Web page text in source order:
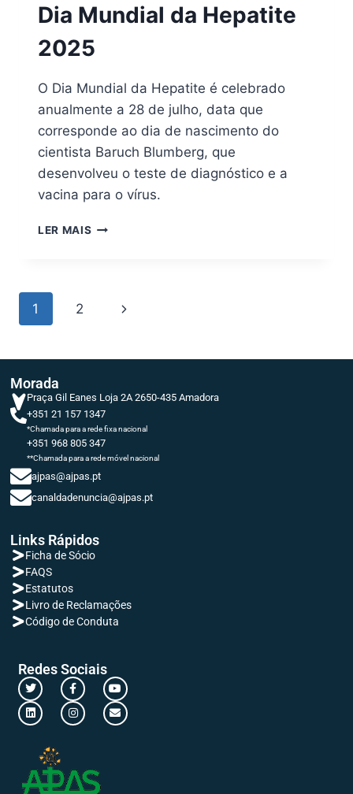
Dia Mundial da Hepatite
2025
O Dia Mundial da Hepatite é celebrado
anualmente a 28 de julho, data que
corresponde ao dia de nascimento do
cientista Baruch Blumberg, que
desenvolveu o teste de diagnóstico e a
vacina para o vírus.
LER MAIS
1 2
Morada
Praça Gil Eanes Loja 2A 2650-435 Amadora
+351 21 157 1347
*Chamada para a rede fixa nacional
+351 968 805 347
**Chamada para a rede móvel nacional
ajpas@ajpas.pt
canaldadenuncia@ajpas.pt
Links Rápidos
Ficha de Sócio
FAQS
Estatutos
Livro de Reclamações
Código de Conduta
Redes Sociais